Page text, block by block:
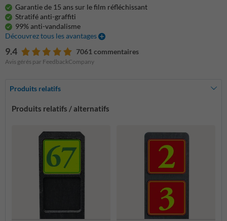
Garantie de 15 ans sur le film réfléchissant
Stratifé anti-graffiti
99% anti-vandalisme
Découvrez tous les avantages
9.4 7061 commentaires
Avis gérés par FeedbackCompany
Produits relatifs
Produits relatifs / alternatifs